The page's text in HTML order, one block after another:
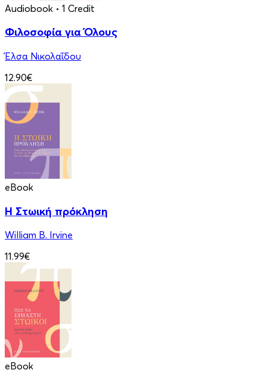
Audiobook • 1 Credit
Φιλοσοφία για Όλους
Έλσα Νικολαΐδου
12.90€
eBook
Η Στωική πρόκληση
William B. Irvine
11.99€
eBook